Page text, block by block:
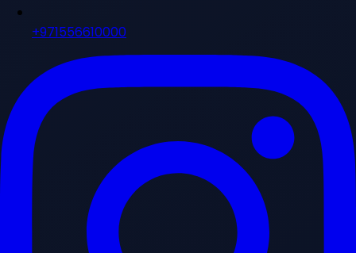
+971556610000